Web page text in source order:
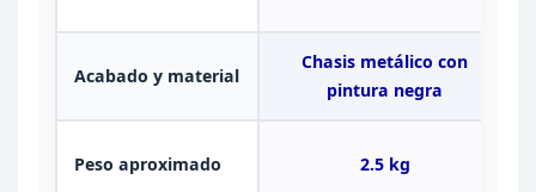
Acabado y material
Chasis metálico con
pintura negra
Peso aproximado 2.5kg